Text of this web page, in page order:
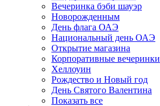
Вечеринка бэби шауэр
Новорожденным
День флага ОАЭ
Национальный день ОАЭ
Открытие магазина
Корпоративные вечеринки
Хеллоуин
Рождество и Новый год
День Святого Валентина
Показать все